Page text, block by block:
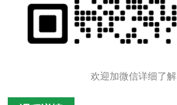
欢迎加微信详细了解